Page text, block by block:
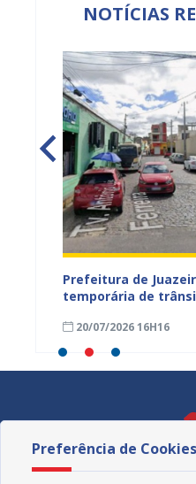
NOTÍCIAS
Prefeitura de
temporária de
20/07/2026 16H16
Preferência de Cookies